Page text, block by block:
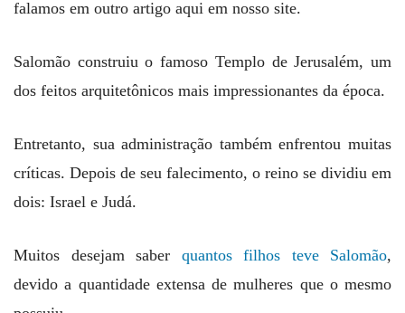
falamos em outro artigo aqui em nosso site.
Salomão construiu o famoso Templo de Jerusalém, um
dos feitos arquitetônicos mais impressionantes da época.
Entretanto, sua administração também enfrentou muitas
críticas. Depois de seu falecimento, o reino se dividiu em
dois: Israel e Judá.
Muitos desejam saber quantos filhos teve Salomão,
devido a quantidade extensa de mulheres que o mesmo